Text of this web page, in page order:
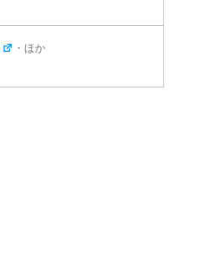
・ほか